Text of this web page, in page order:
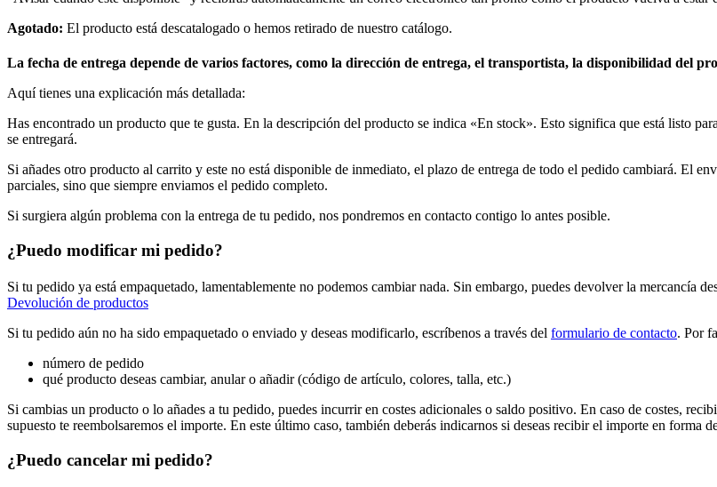
Agotado: El producto está descatalogado o hemos retirado de nuestro catálogo.
La fecha de entrega depende de varios factores, como la dirección de entrega, el transportista, la disponibilidad del
Aquí tienes una explicación más detallada:
Has encontrado un producto que te gusta. En la descripción del producto se indica «En stock». Esto significa que está listo
se entregará.
Si añades otro producto al carrito y este no está disponible de inmediato, el plazo de entrega de todo el pedido cambiará. El
parciales, sino que siempre enviamos el pedido completo.
Si surgiera algún problema con la entrega de tu pedido, nos pondremos en contacto contigo lo antes posible.
¿Puedo modificar mi pedido?
Si tu pedido ya está empaquetado, lamentablemente no podemos cambiar nada. Sin embargo, puedes devolver la mercancía
Devolución de productos
Si tu pedido aún no ha sido empaquetado o enviado y deseas modificarlo, escríbenos a través del formulario de contacto. Por
número de pedido
qué producto deseas cambiar, anular o añadir (código de artículo, colores, talla, etc.)
Si cambias un producto o lo añades a tu pedido, puedes incurrir en costes adicionales o saldo positivo. En caso de costes,
supuesto te reembolsaremos el importe. En este último caso, también deberás indicarnos si deseas recibir el importe en forma
¿Puedo cancelar mi pedido?